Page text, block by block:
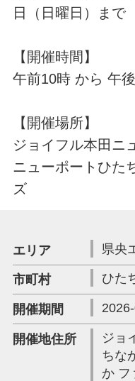
日（日曜日）まで
【開催時間】
午前10時 から 午
【開催場所】
ジョイフル本田ニ
ニューポートひた
ズ
エリア 県央
市町村 ひた
開催期間
開催地住所
ジョ
ちな
か フ